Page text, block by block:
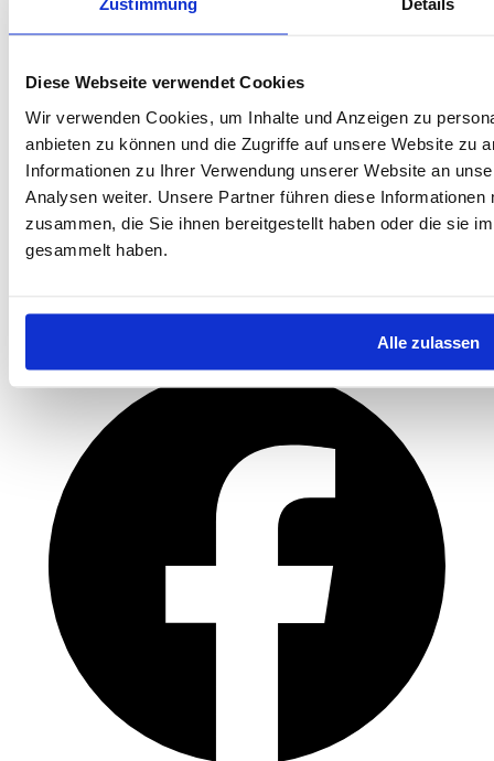
Diese Webseite verwendet Cookies
Wir verwenden Cookies, um Inhalte und Anzeigen zu
anbieten zu können und die Zugriffe auf unsere Website zu
Informationen zu Ihrer Verwendung unserer Website an
Analysen weiter. Unsere Partner führen diese
zusammen, die Sie ihnen bereitgestellt haben oder die sie
gesammelt haben.
Alle zulassen